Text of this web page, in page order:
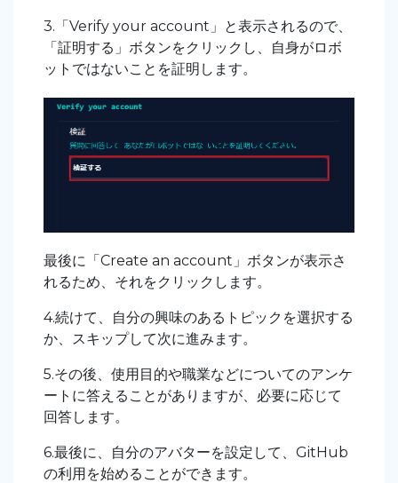
3.「Verify your account」と表示されるので、
「証明する」ボタンをクリックし、自身がロボ
ットではないことを証明します。
最後に「Create an account」ボタンが表示さ
れるため、それをクリックします。
4.続けて、自分の興味のあるトピックを選択する
か、スキップして次に進みます。
5.その後、使用目的や職業などについてのアンケ
ートに答えることがありますが、必要に応じて
回答します。
6.最後に、自分のアバターを設定して、GitHub
の利用を始めることができます。